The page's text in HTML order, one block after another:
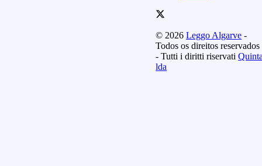
© 2026Leggo Algarve -
Todos os direitos reservados
- Tutti i diritti riservati
lda